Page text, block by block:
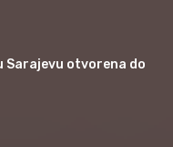
Sarajevu otvorena do